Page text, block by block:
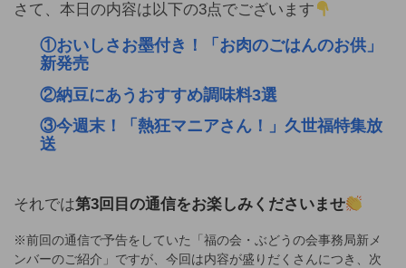
さて、本日の内容は以下の3点でございます
①おいしさお墨付き！「お肉のごはんのお供」
新発売
②納豆にあうおすすめ調味料3選
③今週末！「熱狂マニアさん！」久世福特集放
送
それでは第3回目の通信をお楽しみくださいませ
※前回の通信で予告をしていた「福の会・ぶどうの会事務局新メ
ンバーのご紹介」ですが、今回は内容が盛りだくさんにつき、次